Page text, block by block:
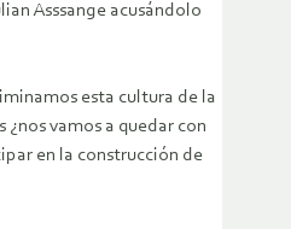
Asssange acusándolo
esta cultura de la
vamos a quedar con
en la construcción de